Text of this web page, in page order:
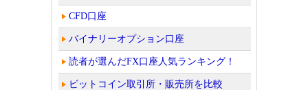
CFD口座
バイナリーオプション口座
読者が選んだFX口座人気ランキング！
ビットコイン取引所・販売所を比較